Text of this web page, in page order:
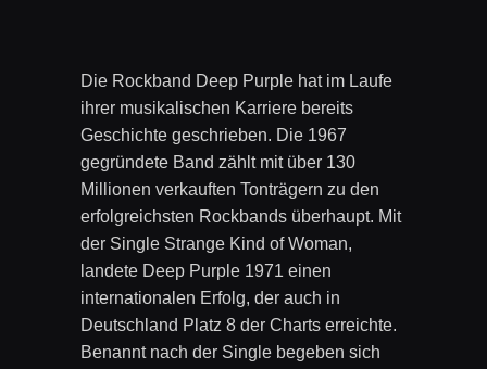
Die Rockband Deep Purple hat im Laufe
ihrer musikalischen Karriere bereits
Geschichte geschrieben. Die 1967
gegründete Band zählt mit über 130
Millionen verkauften Tonträgern zu den
erfolgreichsten Rockbands überhaupt. Mit
der Single Strange Kind of Woman,
landete Deep Purple 1971 einen
internationalen Erfolg, der auch in
Deutschland Platz 8 der Charts erreichte.
Benannt nach der Single begeben sich